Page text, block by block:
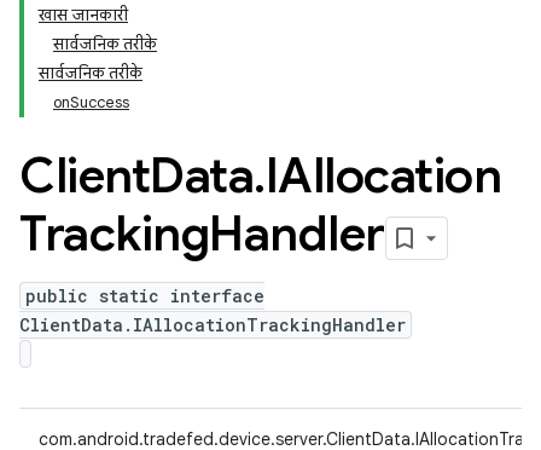
खास जानकारी
सार्वजनिक तरीके
सार्वजनिक तरीके
onSuccess
ClientData.IAllocation
TrackingHandler
public static interface
ClientData.IAllocationTrackingHandler